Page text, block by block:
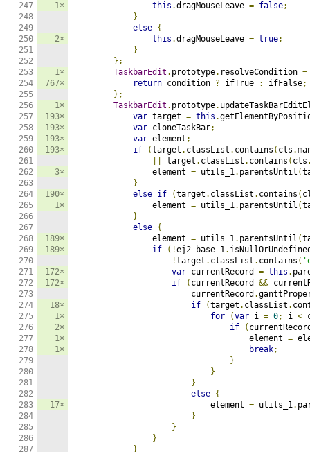
1×
2×
1×
767×
1×
193×
193×
193×
193×
3×
190×
1×
189×
189×
172×
172×
18×
1×
2×
1×
1×
17×
this .dragMouseLeave = false;
}
else {
this .dragMouseLeave = true;
}
};
TaskbarEdit . prototype. resolveCondition =
return condition ? ifTrue : ifFalse;
};
TaskbarEdit . prototype.
var target = this .
var cloneTaskBar;
var element ;
if
(target . classList . contains ( cls .
target . classList . contains ( cls
                element
= utils_1. parentsUntil (
}
else if (target . classList . contains (
                element
= utils_1. parentsUntil (
}
else {
                element
= utils_1. parentsUntil (
if
(!ej2_base_1.
!target . classList . contains (
var currentRecord = this .
if
( currentRecord &&
                        currentRecord
.
if
(target . classList .
for
(var i = 0; i <
if
(
                                    element
=
break;
}
}
}
else {
                            element
= utils_1.
}
}
}
}